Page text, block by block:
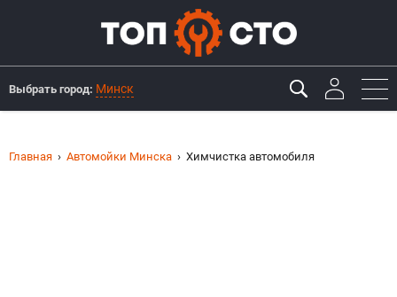
Выбрать город: Минск
Главная Автомойки Минска Химчистка автомобиля